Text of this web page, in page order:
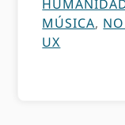
MÚSICA,
UX